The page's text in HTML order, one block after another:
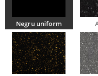
Negru uniform